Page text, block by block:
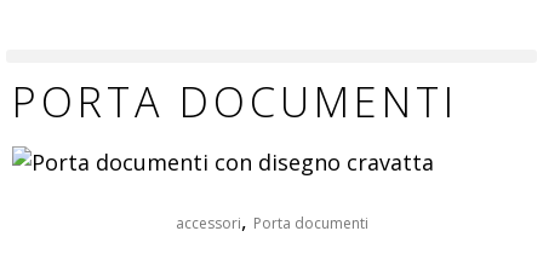
PORTA DOCUMENTI
accessori, Porta documenti